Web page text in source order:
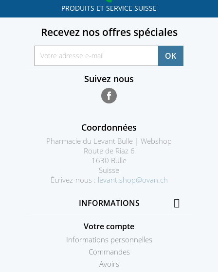
PRODUITS ET SERVICE SUISSE
Recevez nos offres spéciales
Suivez nous
Coordonnées
Pharmacie du Levant Bulle | Webshop
Route de Riaz 6
1630 Bulle
Suisse
Écrivez-nous : levant.shop@ovan.ch
INFORMATIONS 
Votre compte
Informations personnelles
Commandes
Avoirs